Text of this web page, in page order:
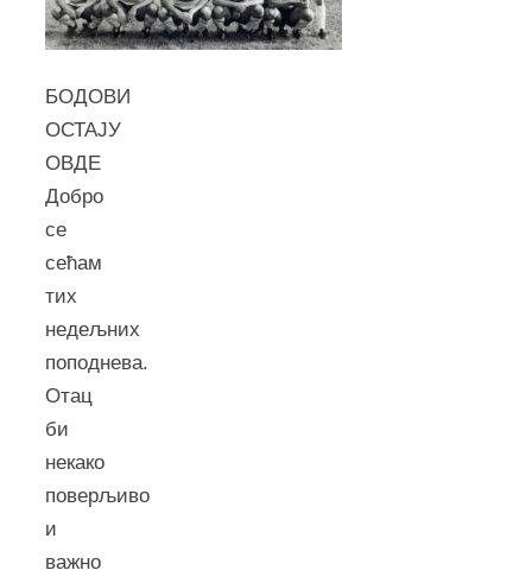
БОДОВИ
ОСТАJУ
ОВДЕ
Добро
се
сећам
тих
недељних
поподнева.
Отац
би
некако
поверљиво
и
важно